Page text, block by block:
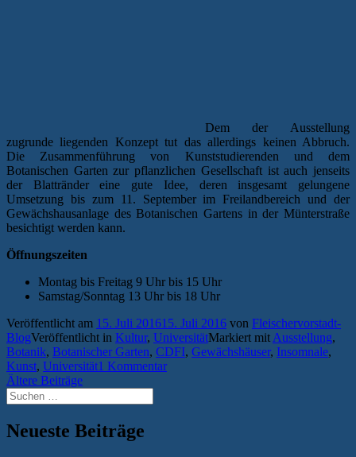
Dem der Ausstellung
zugrunde liegenden Konzept tut das allerdings keinen Abbruch.
Die Zusammenführung von Kunststudierenden und dem
Botanischen Garten zur pflanzlichen Gesellschaft ist auch jenseits
der Blattränder eine gute Idee, deren insgesamt gelungene
Umsetzung bis zum 11. September im Freilandbereich und der
Gewächshausanlage des Botanischen Gartens in der Münterstraße
besichtigt werden kann.
Öffnungszeiten
Montag bis Freitag 9 Uhr bis 15 Uhr
Samstag/Sonntag 13 Uhr bis 18 Uhr
Veröffentlicht am 15. Juli 201615. Juli 2016 von Fleischervorstadt-
BlogVeröffentlicht in Kultur, UniversitätMarkiert mit Ausstellung,
Botanik, Botanischer Garten, CDFI, Gewächshäuser, Insomnale,
Kunst, Universität1 Kommentar
Beitragsnavigation
Ältere Beiträge
Suchen
nach:
Neueste Beiträge